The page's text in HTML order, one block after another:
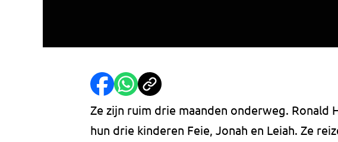
Ze zijn ruim drie maanden onderweg. Ronald
hun drie kinderen Feie, Jonah en Leiah. Ze